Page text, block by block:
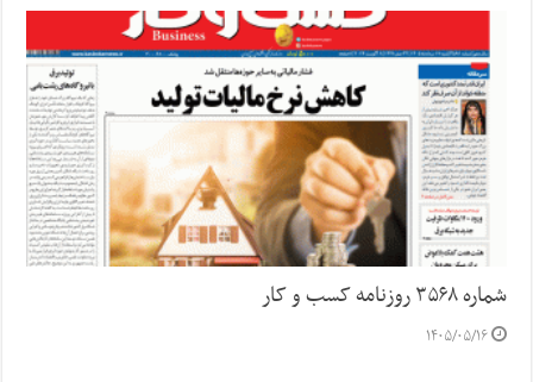
شماره ۳۵۶۸ روزنامه کسب و کار
۱۴۰۵/۰۵/۱۶